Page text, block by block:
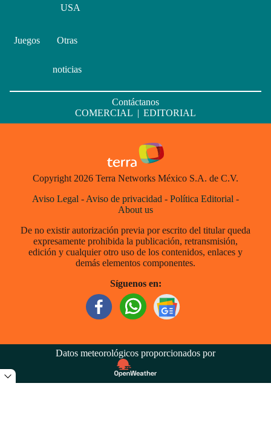
USA
Juegos Otras
noticias
Contáctanos
COMERCIAL | EDITORIAL
Copyright 2026 Terra Networks México S.A. de C.V.
Aviso Legal - Aviso de privacidad - Política Editorial -
About us
De no existir autorización previa por escrito del titular queda
expresamente prohibida la publicación, retransmisión,
edición y cualquier otro uso de los contenidos, enlaces y
demás elementos componentes.
Síguenos en:
Datos meteorológicos proporcionados por